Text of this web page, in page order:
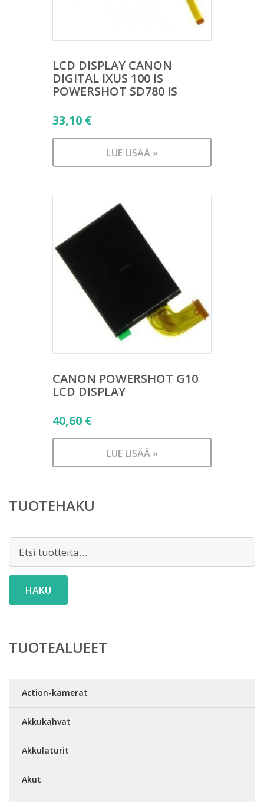
LCD DISPLAY CANON
DIGITAL IXUS 100 IS
POWERSHOT SD780 IS
33,10 €
LUE LISÄÄ »
CANON POWERSHOT G10
LCD DISPLAY
40,60 €
LUE LISÄÄ »
TUOTEHAKU
HAKU
TUOTEALUEET
Action-kamerat
Akkukahvat
Akkulaturit
Akut